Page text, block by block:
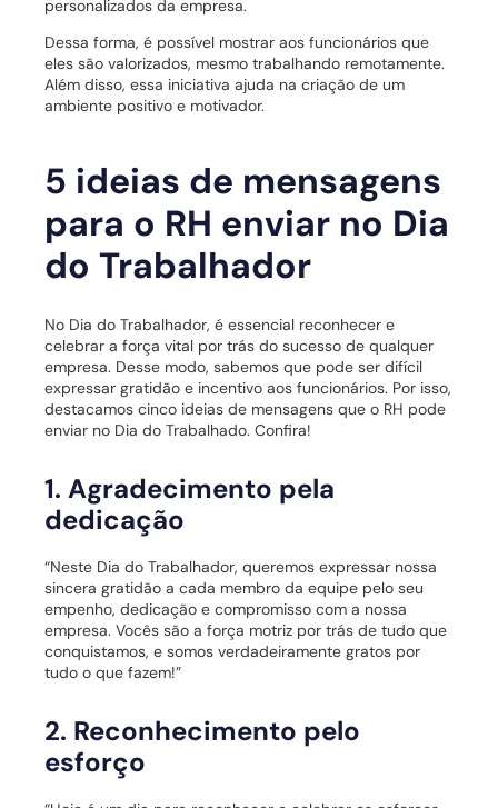
personalizados da empresa.
Dessa forma, é possível mostrar aos funcionários que
eles são valorizados, mesmo trabalhando remotamente.
Além disso, essa iniciativa ajuda na criação de um
ambiente positivo e motivador.
5 ideias de mensagens
para o RH enviar no Dia
do Trabalhador
No Dia do Trabalhador, é essencial reconhecer e
celebrar a força vital por trás do sucesso de qualquer
empresa. Desse modo, sabemos que pode ser difícil
expressar gratidão e incentivo aos funcionários. Por isso,
destacamos cinco ideias de mensagens que o RH pode
enviar no Dia do Trabalhado. Confira!
1. Agradecimento pela
dedicação
“Neste Dia do Trabalhador, queremos expressar nossa
sincera gratidão a cada membro da equipe pelo seu
empenho, dedicação e compromisso com a nossa
empresa. Vocês são a força motriz por trás de tudo que
conquistamos, e somos verdadeiramente gratos por
tudo o que fazem!”
2. Reconhecimento pelo
esforço